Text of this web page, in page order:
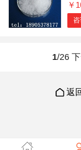
￥
1/26
返